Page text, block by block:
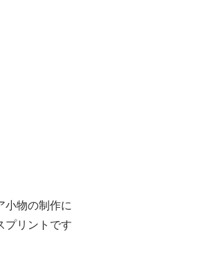
小物の制作に
プリントです